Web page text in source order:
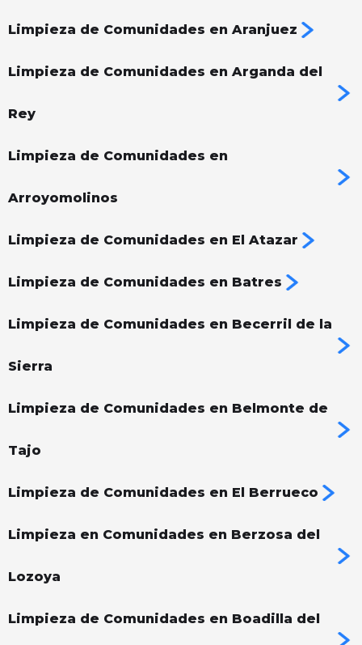
Limpieza de Comunidades en Aranjuez
Limpieza de Comunidades en Arganda del
Rey
Limpieza de Comunidades en
Arroyomolinos
Limpieza de Comunidades en El Atazar
Limpieza de Comunidades en Batres
Limpieza de Comunidades en Becerril de la
Sierra
Limpieza de Comunidades en Belmonte de
Tajo
Limpieza de Comunidades en El Berrueco
Limpieza en Comunidades en Berzosa del
Lozoya
Limpieza de Comunidades en Boadilla del